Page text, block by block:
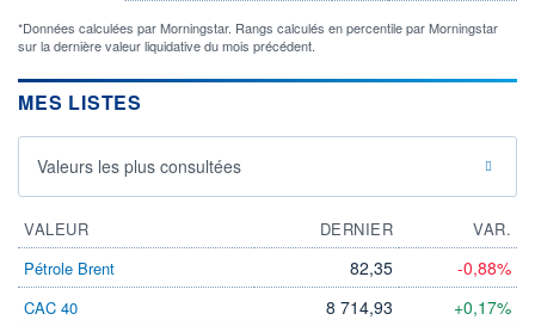
*Données calculées par Morningstar. Rangs calculés en percentile par Morningstar
sur la dernière valeur liquidative du mois précédent.
MES LISTES
Valeurs les plus consultées
VALEUR DERNIER
VAR.
Pétrole Brent
82,35 -0,88%
CAC 40 8 714,93 +0,17%